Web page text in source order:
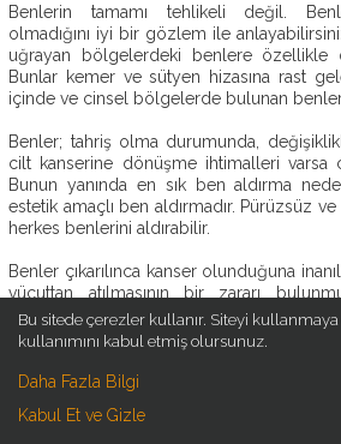
AMELIYATSIZ
ESTETIK
ESTETIK
AMELIYATLAR
ESTETIK
BLOG
Benlerin tamamı tehlikeli değil.
olmadığını iyi bir gözlem ile
uğrayan bölgelerdeki benlere özellikle
Bunlar kemer ve sütyen hizasına rast
içinde ve cinsel bölgelerde bulunan
Benler; tahriş olma durumunda,
cilt kanserine dönüşme ihtimalleri varsa
Bunun yanında en sık ben aldırma
estetik amaçlı ben aldırmadır. Pürüzsüz
herkes benlerini aldırabilir.
Benler çıkarılınca kanser olunduğuna
vücuttan atılmasının bir zararı
üzerinde dururken kesilir, koparılır ya
nedenlerden dolayı koparsa, bu
Açılan kesi estetik cerrah tarafından
Lokal anestezi ile yapılan cerrahi bir
Bu sitede çerezler kullanır. Siteyi
kullanımını kabul etmiş olursunuz.
Daha Fazla Bilgi
Kabul Et ve Gizle